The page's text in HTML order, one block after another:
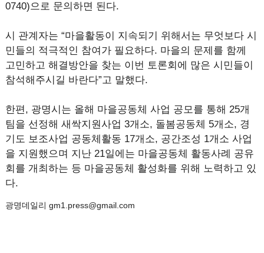
0740)으로 문의하면 된다.
시 관계자는 “마을활동이 지속되기 위해서는 무엇보다 시
민들의 적극적인 참여가 필요하다. 마을의 문제를 함께
고민하고 해결방안을 찾는 이번 토론회에 많은 시민들이
참석해주시길 바란다”고 말했다.
한편, 광명시는 올해 마을공동체 사업 공모를 통해 25개
팀을 선정해 새싹지원사업 3개소, 돌봄공동체 5개소, 경
기도 보조사업 공동체활동 17개소, 공간조성 1개소 사업
을 지원했으며 지난 21일에는 마을공동체 활동사례 공유
회를 개최하는 등 마을공동체 활성화를 위해 노력하고 있
다.
광명데일리 gm1.press@gmail.com